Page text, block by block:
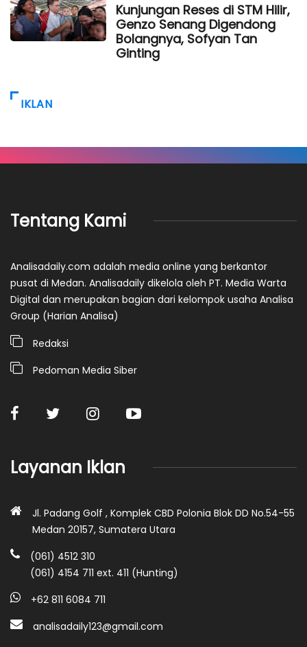
Kunjungan Reses di STM Hilir,
Genzo Senang Digendong
Bolangnya, Sofyan Tan
Ginting
IKLAN
Tentang Kami
Analisadaily.com adalah media online yang berkantor
pusat di Medan. Analisadaily dikelola oleh PT. Media Warta
Digital dan merupakan bagian dari kelompok usaha Analisa
Group (Harian Analisa)
Redaksi
Pedoman Media Siber
Layanan Iklan
Jl. Padang Golf , Komplek CBD Polonia Blok DD No.54-55
Medan 20157, Sumatera Utara
(061) 4512 310
(061) 4154 711 ext. 411 (Hunting)
+62 811 6084 711
analisadaily123@gmail.com